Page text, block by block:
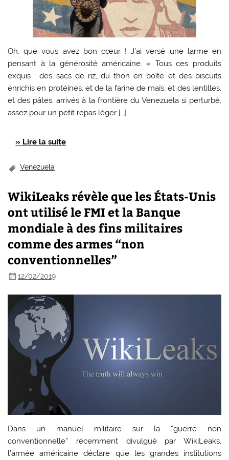
Oh, que vous avez bon cœur ! J’ai versé une larme en
pensant à la générosité américaine. « Tous ces produits
exquis : des sacs de riz, du thon en boîte et des biscuits
enrichis en protéines, et de la farine de maïs, et des lentilles,
et des pâtes, arrivés à la frontière du Venezuela si perturbé,
assez pour un petit repas léger […]
» Lire la suite
Venezuela
WikiLeaks révèle que les États-Unis
ont utilisé le FMI et la Banque
mondiale à des fins militaires
comme des armes “non
conventionnelles”
12/02/2019
Dans un manuel militaire sur la “guerre non
conventionnelle” récemment divulgué par WikiLeaks,
l’armée américaine déclare que les grandes institutions